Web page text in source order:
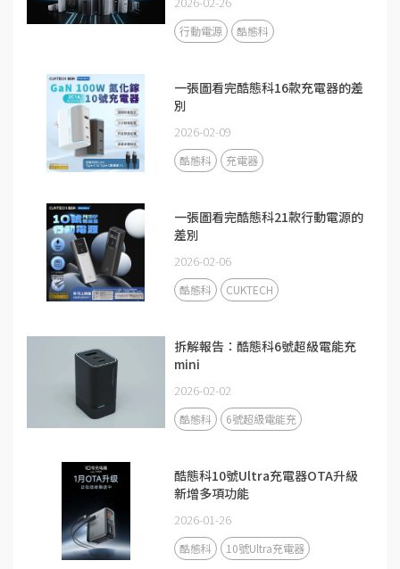
行動電源 酷態科
一張圖看完酷態科16款充電器的差
別
2026-02-09
酷態科 充電器
一張圖看完酷態科21款行動電源的
差別
2026-02-06
酷態科 CUKTECH
拆解報告：酷態科6號超級電能充
mini
2026-02-02
酷態科 6號超級電能充
酷態科10號Ultra充電器OTA升級
新增多項功能
2026-01-26
酷態科 10號Ultra充電器